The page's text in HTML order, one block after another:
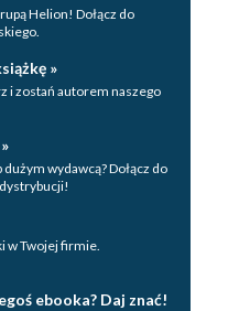
Helion! Dołącz do
»
i zostań autorem naszego
wydawcą? Dołącz do
w Twojej firmie.
ebooka? Daj znać!